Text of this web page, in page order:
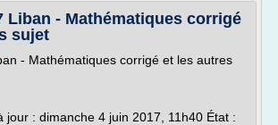
Liban - Mathématiques corrigé
sujet
- Mathématiques corrigé et les autres
jour : dimanche 4 juin 2017, 11h40 État :